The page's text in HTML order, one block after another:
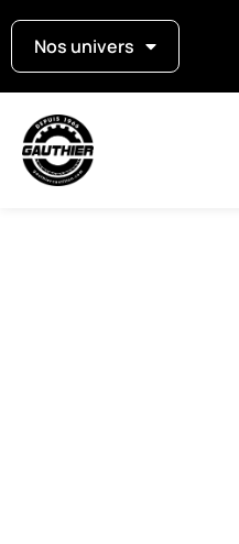
Nos univers